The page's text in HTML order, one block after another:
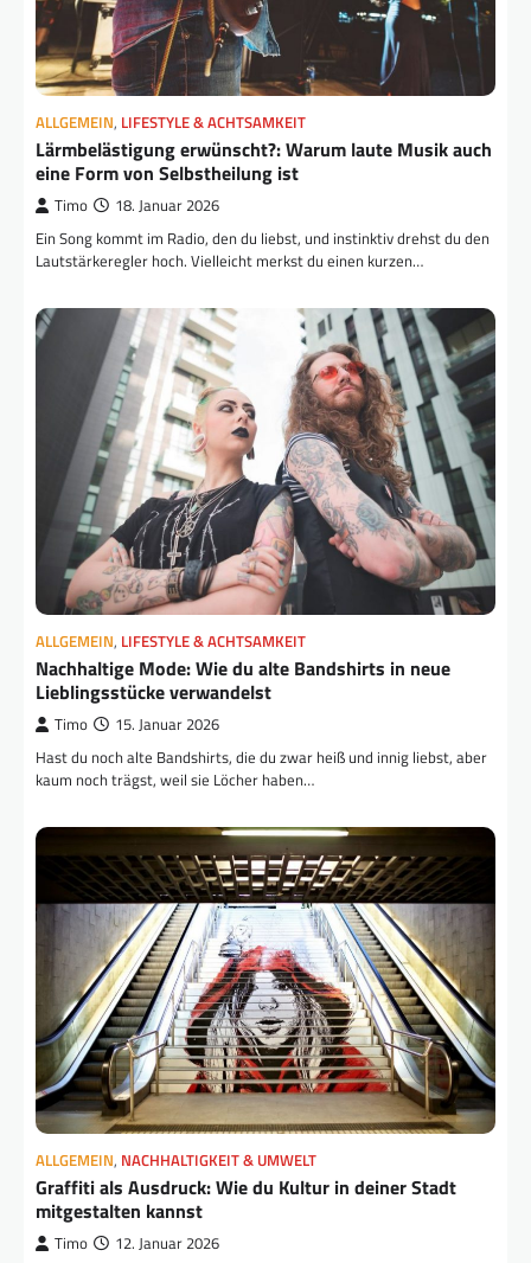
ALLGEMEIN, LIFESTYLE & ACHTSAMKEIT
Lärmbelästigung erwünscht?: Warum laute Musik auch
eine Form von Selbstheilung ist
Timo 18. Januar 2026
Ein Song kommt im Radio, den du liebst, und instinktiv drehst du den
Lautstärkeregler hoch. Vielleicht merkst du einen kurzen…
ALLGEMEIN, LIFESTYLE & ACHTSAMKEIT
Nachhaltige Mode: Wie du alte Bandshirts in neue
Lieblingsstücke verwandelst
Timo 15. Januar 2026
Hast du noch alte Bandshirts, die du zwar heiß und innig liebst, aber
kaum noch trägst, weil sie Löcher haben…
ALLGEMEIN, NACHHALTIGKEIT & UMWELT
Graffiti als Ausdruck: Wie du Kultur in deiner Stadt
mitgestalten kannst
Timo 12. Januar 2026